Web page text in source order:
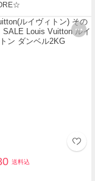
送料込